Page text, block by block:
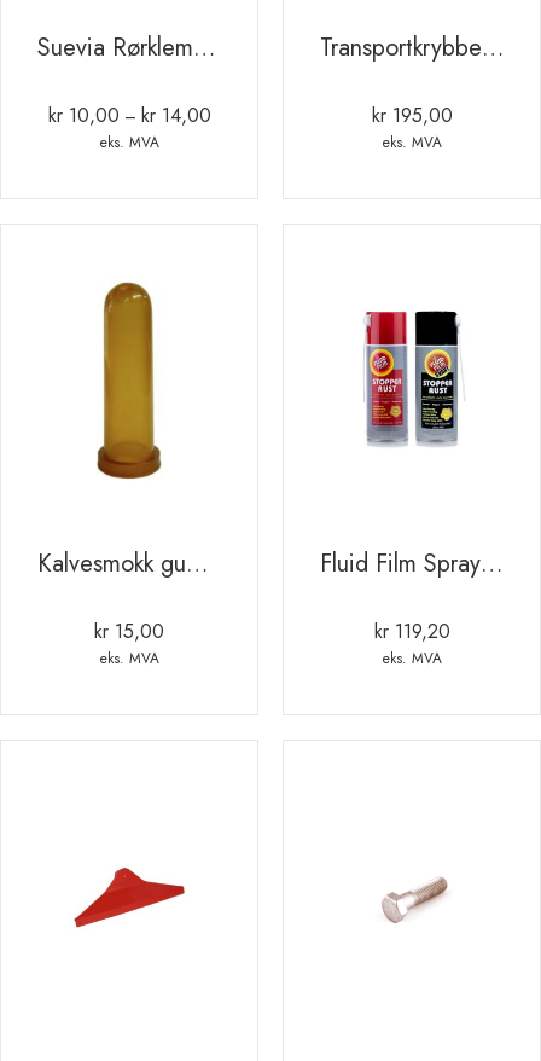
Suevia Rørklemme PVC
kr10,00 – kr14,00Prisområde:
kr 14,00
eks. MVA
Transportkrybbe OK plast “113” 13.5L Rosa
kr195,00
eks. MVA
Kalvesmokk gummi.transparent. 100mm
kr 15,00
eks. MVA
Fluid Film Spray Svart 400 ml. – NAS
kr119,20
eks. MVA